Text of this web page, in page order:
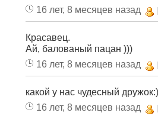
16 лет, 8 месяцев назад
Красавец.
Ай, балованый пацан )))
16 лет, 8 месяцев назад
какой у нас чудесный
16 лет, 8 месяцев назад